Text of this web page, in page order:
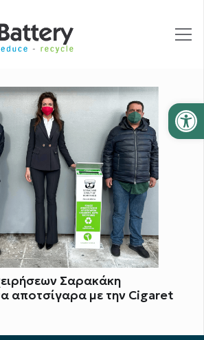
Σαρακάκη
αποτσίγαρα με την Cigaret